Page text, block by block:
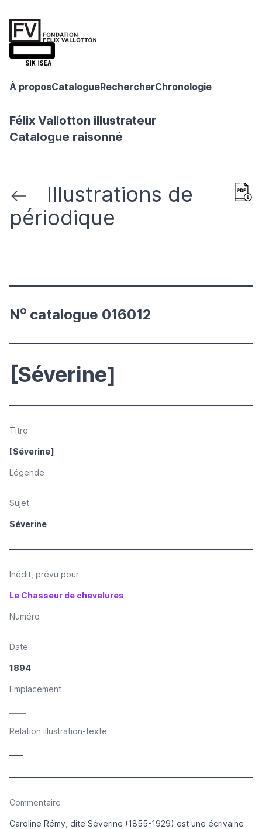
À proposCatalogueRechercherChronologie
Félix Vallotton illustrateur
Catalogue raisonné
Illustrations de
périodique
No catalogue 016012
[Séverine]
Titre
[Séverine]
Légende
Sujet
Séverine
Inédit, prévu pour
Le Chasseur de chevelures
Numéro
Date
1894
Emplacement
Relation illustration-texte
Commentaire
Caroline Rémy, dite Séverine (1855-1929) est une écrivaine